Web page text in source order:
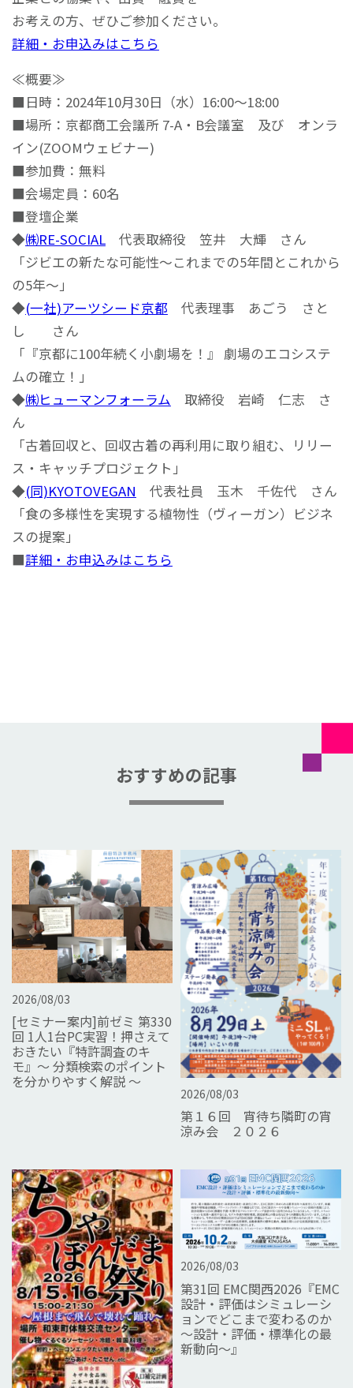
お考えの方、ぜひご参加ください。
詳細・お申込みはこちら
≪概要≫
■日時：2024年10月30日（水）16:00～18:00
■場所：京都商工会議所 7-A・B会議室 及び オンラ
イン(ZOOMウェビナー)
■参加費：無料
■会場定員：60名
■登壇企業
◆㈱RE-SOCIAL代表取締役 笠井 大輝 さん
「ジビエの新たな可能性〜これまでの5年間とこれから
の5年〜」
◆(一社)アーツシード京都 代表理事 あごう さと
し さん
「『京都に100年続く小劇場を！』 劇場のエコシステ
ムの確立！」
◆㈱ヒューマンフォーラム 取締役 岩崎 仁志 さ
ん
「古着回収と、回収古着の再利用に取り組む、リリー
ス・キャッチプロジェクト」
◆(同)KYOTOVEGAN 代表社員 玉木 千佐代 さん
「食の多様性を実現する植物性（ヴィーガン）ビジネ
スの提案」
■詳細・お申込みはこちら
おすすめの記事
2026/08/03
[セミナー案内]前ゼミ 第330
回 1人1台PC実習！押さえて
おきたい『特許調査のキ
モ』～ 分類検索のポイント
を分かりやすく解説 ～
2026/08/03
第１６回 宵待ち隣町の宵
涼み会 ２０２６
2026/08/03
第31回 EMC関西2026『EMC
設計・評価はシミュレーシ
ョンでどこまで変わるのか
～設計・評価・標準化の最
新動向～』